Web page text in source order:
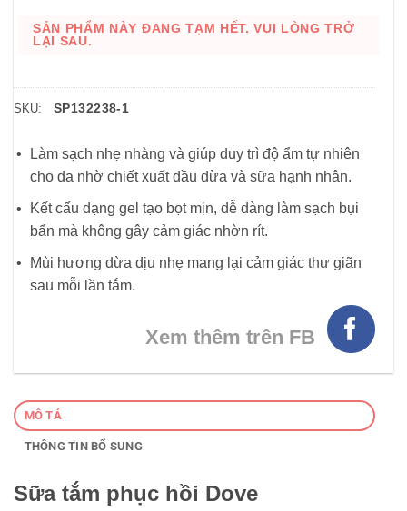
SẢN PHẨM NÀY ĐANG TẠM HẾT. VUI LÒNG TRỞ
LẠI SAU.
SKU: SP132238-1
Làm sạch nhẹ nhàng và giúp duy trì độ ẩm tự nhiên
cho da nhờ chiết xuất dầu dừa và sữa hạnh nhân.
Kết cấu dạng gel tạo bọt mịn, dễ dàng làm sạch bụi
bẩn mà không gây cảm giác nhờn rít.
Mùi hương dừa dịu nhẹ mang lại cảm giác thư giãn
sau mỗi lần tắm.
Xem thêm trên FB
MÔ TẢ
THÔNG TIN BỔ SUNG
Sữa tắm phục hồi Dove